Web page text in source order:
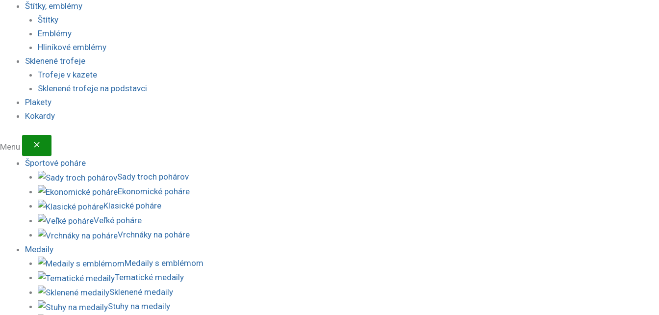
Štítky, emblémy
Štítky
Emblémy
Hliníkové emblémy
Sklenené trofeje
Trofeje v kazete
Sklenené trofeje na podstavci
Plakety
Kokardy
Menu
Športové poháre
Sady troch pohárov
Ekonomické poháre
Klasické poháre
Veľké poháre
Vrchnáky na poháre
Medaily
Medaily s emblémom
Tematické medaily
Sklenené medaily
Stuhy na medaily